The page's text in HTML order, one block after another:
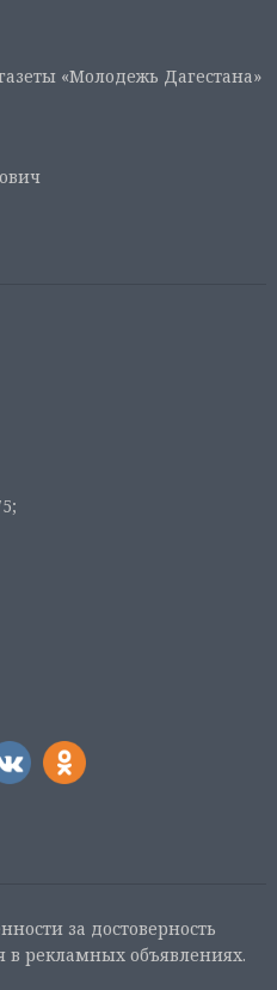
«Молодежь Дагестана»
за достоверность
рекламных объявлениях.